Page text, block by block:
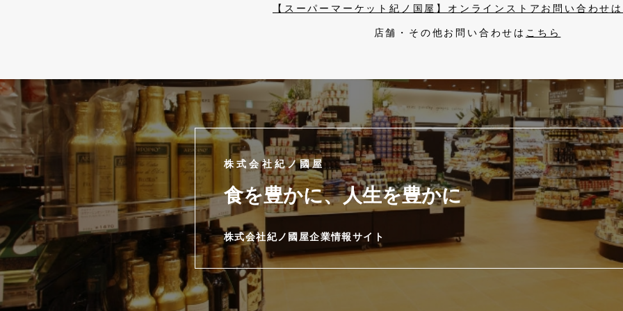
【スーパーマーケット紀ノ国屋】オンラインストアお問い合わせ
店舗・その他お問い合わせは こちら
株式会社紀ノ國屋
食を豊かに、人生を豊かに
株式会社紀ノ國屋企業情報サイト